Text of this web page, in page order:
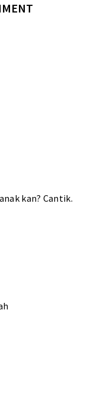
kan? Cantik.